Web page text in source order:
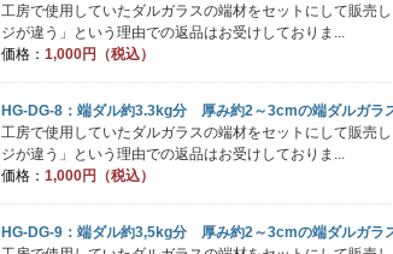
工房で使用していたダルガラスの端材をセットにして販売
ジが違う」という理由での返品はお受けしておりま...
価格： 1,000円（税込）
HG-DG-8：端ダル約3.3kg分 厚み約2～3cmの端ダルガラ
工房で使用していたダルガラスの端材をセットにして販売
ジが違う」という理由での返品はお受けしておりま...
価格： 1,000円（税込）
HG-DG-9：端ダル約3,5kg分 厚み約2～3cmの端ダルガラ